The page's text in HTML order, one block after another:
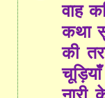
वाह
कथा
की